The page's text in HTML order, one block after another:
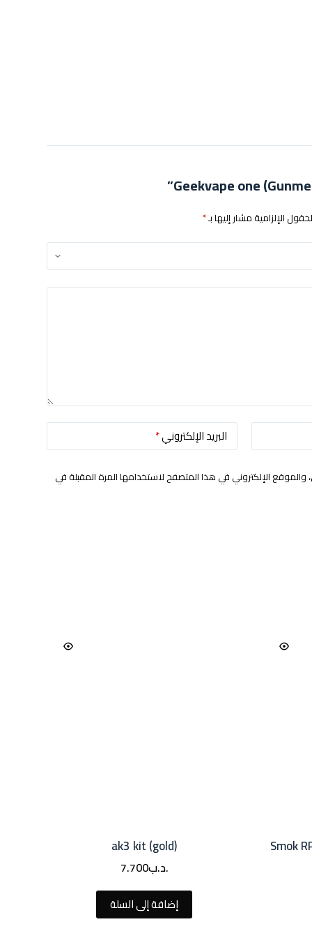
الإلزامية مشار إليها بـ*
البريد الإلكتروني*
والموقع الإلكتروني في هذا المتصفح لاستخدامها المرة المقبلة في
Smok
ak3 kit (gold)
.د.ب7.700
إضافة إلى السلة